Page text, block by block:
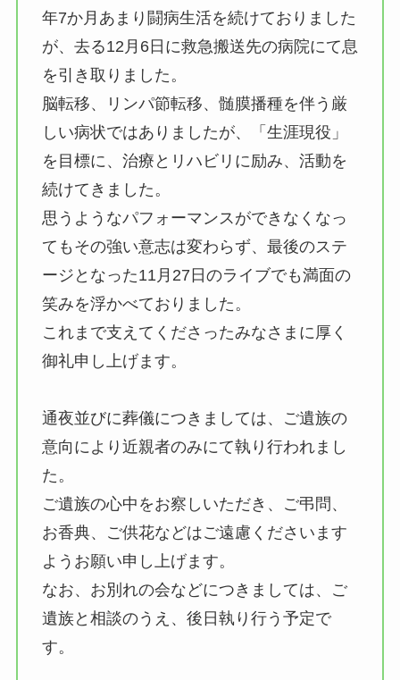
年7か月あまり闘病生活を続けておりました
が、去る12月6日に救急搬送先の病院にて息
を引き取りました。
脳転移、リンパ節転移、髄膜播種を伴う厳
しい病状ではありましたが、「生涯現役」
を目標に、治療とリハビリに励み、活動を
続けてきました。
思うようなパフォーマンスができなくなっ
てもその強い意志は変わらず、最後のステ
ージとなった11月27日のライブでも満面の
笑みを浮かべておりました。
これまで支えてくださったみなさまに厚く
御礼申し上げます。
通夜並びに葬儀につきましては、ご遺族の
意向により近親者のみにて執り行われまし
た。
ご遺族の心中をお察しいただき、ご弔問、
お香典、ご供花などはご遠慮くださいます
ようお願い申し上げます。
なお、お別れの会などにつきましては、ご
遺族と相談のうえ、後日執り行う予定で
す。